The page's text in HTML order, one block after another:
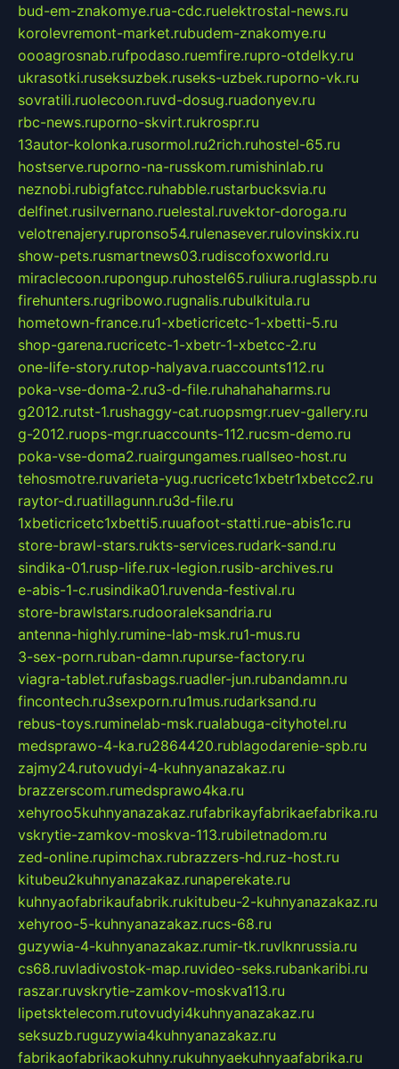
bud-em-znakomye.rua-cdc.ruelektrostal-news.ru
korolevremont-market.rubudem-znakomye.ru
oooagrosnab.rufpodaso.ruemfire.rupro-otdelky.ru
ukrasotki.ruseksuzbek.ruseks-uzbek.ruporno-vk.ru
sovratili.ruolecoon.ruvd-dosug.ruadonyev.ru
rbc-news.ruporno-skvirt.rukrospr.ru
13autor-kolonka.rusormol.ru2rich.ruhostel-65.ru
hostserve.ruporno-na-russkom.rumishinlab.ru
neznobi.rubigfatcc.ruhabble.rustarbucksvia.ru
delfinet.rusilvernano.ruelestal.ruvektor-doroga.ru
velotrenajery.rupronso54.rulenasever.rulovinskix.ru
show-pets.rusmartnews03.rudiscofoxworld.ru
miraclecoon.rupongup.ruhostel65.ruliura.ruglasspb.ru
firehunters.rugribowo.rugnalis.rubulkitula.ru
hometown-france.ru1-xbeticricetc-1-xbetti-5.ru
shop-garena.rucricetc-1-xbetr-1-xbetcc-2.ru
one-life-story.rutop-halyava.ruaccounts112.ru
poka-vse-doma-2.ru3-d-file.ruhahahaharms.ru
g2012.rutst-1.rushaggy-cat.ruopsmgr.ruev-gallery.ru
g-2012.ruops-mgr.ruaccounts-112.rucsm-demo.ru
poka-vse-doma2.ruairgungames.ruallseo-host.ru
tehosmotre.ruvarieta-yug.rucricetc1xbetr1xbetcc2.ru
raytor-d.ruatillagunn.ru3d-file.ru
1xbeticricetc1xbetti5.ruuafoot-statti.rue-abis1c.ru
store-brawl-stars.rukts-services.rudark-sand.ru
sindika-01.rusp-life.rux-legion.rusib-archives.ru
e-abis-1-c.rusindika01.ruvenda-festival.ru
store-brawlstars.rudooraleksandria.ru
antenna-highly.rumine-lab-msk.ru1-mus.ru
3-sex-porn.ruban-damn.rupurse-factory.ru
viagra-tablet.rufasbags.ruadler-jun.rubandamn.ru
fincontech.ru3sexporn.ru1mus.rudarksand.ru
rebus-toys.ruminelab-msk.rualabuga-cityhotel.ru
medsprawo-4-ka.ru2864420.rublagodarenie-spb.ru
zajmy24.rutovudyi-4-kuhnyanazakaz.ru
brazzerscom.rumedsprawo4ka.ru
xehyroo5kuhnyanazakaz.rufabrikayfabrikaefabrika.ru
vskrytie-zamkov-moskva-113.rubiletnadom.ru
zed-online.rupimchax.rubrazzers-hd.ruz-host.ru
kitubeu2kuhnyanazakaz.runaperekate.ru
kuhnyaofabrikaufabrik.rukitubeu-2-kuhnyanazakaz.ru
xehyroo-5-kuhnyanazakaz.rucs-68.ru
guzywia-4-kuhnyanazakaz.rumir-tk.ruvlknrussia.ru
cs68.ruvladivostok-map.ruvideo-seks.rubankaribi.ru
raszar.ruvskrytie-zamkov-moskva113.ru
lipetsktelecom.rutovudyi4kuhnyanazakaz.ru
seksuzb.ruguzywia4kuhnyanazakaz.ru
fabrikaofabrikaokuhny.rukuhnyaekuhnyaafabrika.ru